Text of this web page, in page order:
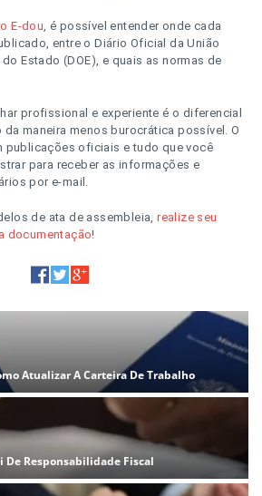
E-dou, é possível entender onde cada
entre o Diário Oficial da União
Estado (DOE), e quais as normas de
profissional e experiente é o diferencial
maneira menos burocrática possível. O
publicações oficiais e tudo que você
para receber as informações e
por e-mail.
de ata de assembleia,realize seu
documentação!
Atualizar A Carteira De Trabalho
De Responsabilidade Fiscal